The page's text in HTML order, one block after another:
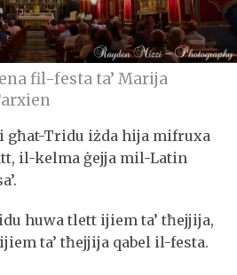
fil-festa ta’ Marija
għat-Tridu iżda hija mifruxa
il-kelma ġejja mil-Latin
huwa tlett ijiem ta’ tħejjija,
ta’ tħejjija qabel il-festa.